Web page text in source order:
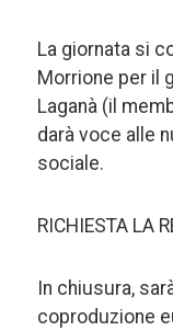
La giornata si
Morrione per il
Laganà (il
darà voce alle
sociale.
RICHIESTA LA
In chiusura,
coproduzione